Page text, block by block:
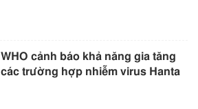
WHO cảnh báo khả năng gia tăng
các trường hợp nhiễm virus Hanta